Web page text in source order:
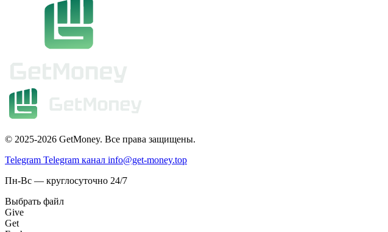
© 2025-2026 GetMoney. Все права защищены.
Telegram Telegram канал info@get-money.top
Пн-Вс — круглосуточно 24/7
Выбрать файл
Give
Get